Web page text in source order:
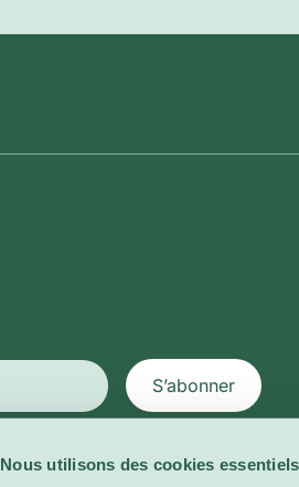
Nous utilisons des cookies
S’abonner